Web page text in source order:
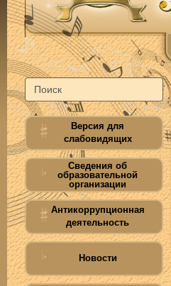
Версия для
слабовидящих
Сведения об
образовательной
организации
Антикоррупционная
деятельность
Новости